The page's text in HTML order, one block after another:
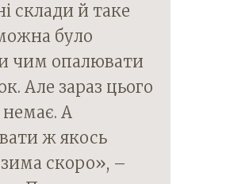
склади й таке
було
чим опалювати
Але зараз цього
немає. А
ж якось
скоро», –